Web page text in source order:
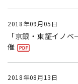
2018年09月05日
「京銀・東証イノ
催
2018年08月13日